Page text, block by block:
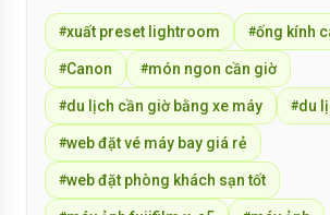
#xuất preset lightroom #ống kính
#Canon #món ngon cần giờ
#du lịch cần giờ bằng xe máy #du
#web đặt vé máy bay giá rẻ
#web đặt phòng khách sạn tốt